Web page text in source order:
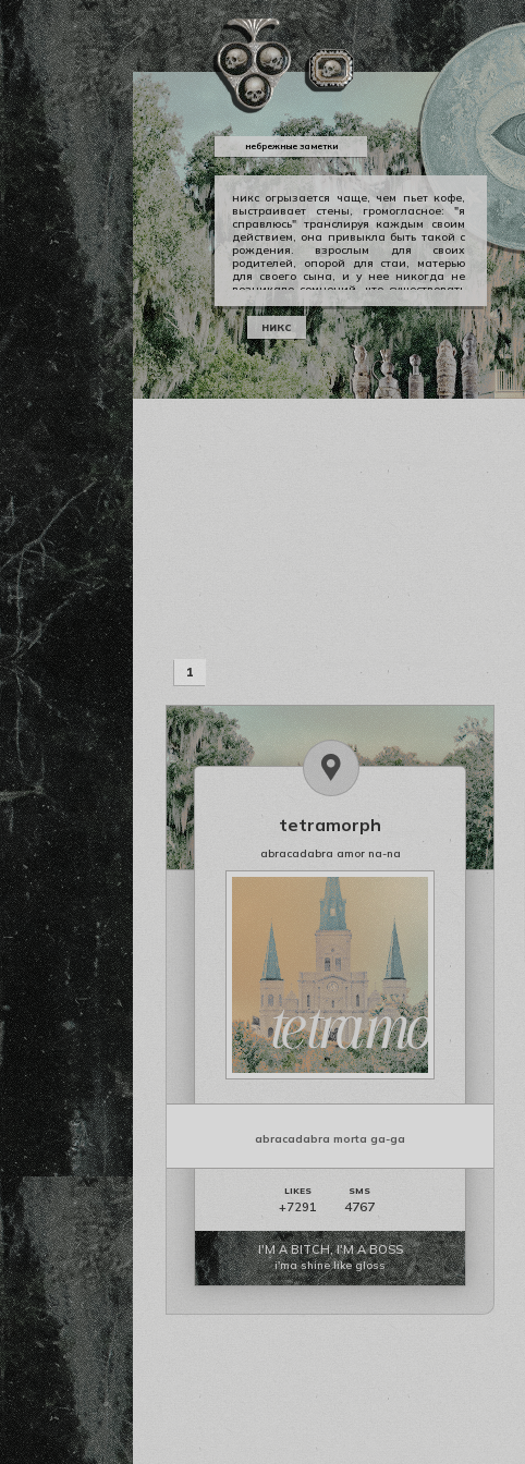
никс огрызается чаще, чем пьет кофе,
выстраивает стены, громогласное: "я
справлюсь" транслируя каждым своим
действием, она привыкла быть такой с
рождения. взрослым для своих
родителей, опорой для стаи, матерью
для своего сына, и у нее никогда не
возникало сомнений, что существовать
можно в принципе своем как-то иначе.
у никс опора — она сама, даже если
уже давно изломанная, совершенно
ненадежная, но помощи она просит
тогда, когда не остается уже выбора.
никс
небрежные заметки
1
tetramorph
abracadabra amor na-na
abracadabra morta ga-ga
+7291 4767
I'M A BITCH, I'M A BOSS
i'ma shine like gloss